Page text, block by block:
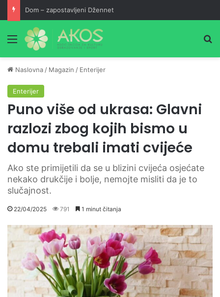
Dom – zapostavljeni Džennet
Meni
Naslovna / Magazin / Enterijer
Enterijer
Puno više od ukrasa: Glavni
razlozi zbog kojih bismo u
domu trebali imati cvijeće
Ako ste primijetili da se u blizini cvijeća osjećate
nekako drukčije i bolje, nemojte misliti da je to
slučajnost.
22/04/2025 791 1 minut čitanja